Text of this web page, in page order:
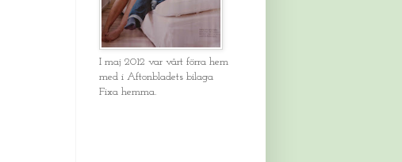
I maj 2012 var vårt förra hem
med i Aftonbladets bilaga
Fixa hemma.